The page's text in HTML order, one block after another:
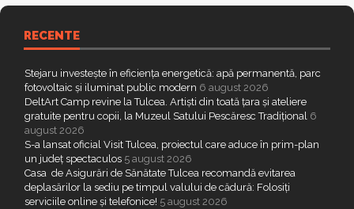
RECENTE
Stejaru investește în eficiența energetică: apă permanentă, parc
fotovoltaic și iluminat public modern 6 august 2026
DeltArt Camp revine la Tulcea. Artiști din toată țara și ateliere
gratuite pentru copii, la Muzeul Satului Pescăresc Tradițional 6
august 2026
S-a lansat oficial Visit Tulcea, proiectul care aduce în prim-plan
un județ spectaculos 5 august 2026
Casa de Asigurări de Sănătate Tulcea recomandă evitarea
deplasărilor la sediu pe timpul valului de cădură: Folosiți
serviciile online și telefonice! 5 august 2026